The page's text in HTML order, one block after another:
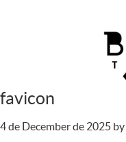
favicon
4 de December de 2025 by